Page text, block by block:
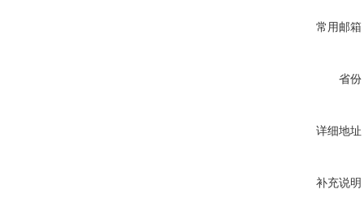
常用邮箱
省份
详细地址
补充说明